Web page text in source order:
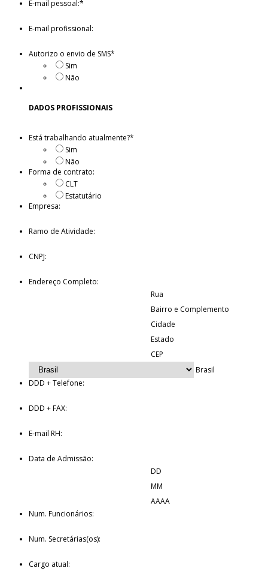
E-mail pessoal:*
E-mail profissional:
Autorizo o envio de SMS*
Sim
Não
DADOS PROFISSIONAIS
Está trabalhando atualmente?*
Sim
Não
Forma de contrato:
CLT
Estatutário
Empresa:
Ramo de Atividade:
CNPJ:
Endereço Completo:
Rua
Bairro e Complemento
Cidade
Estado
CEP
Brasil
DDD + Telefone:
DDD + FAX:
E-mail RH:
Data de Admissão:
DD
MM
AAAA
Num. Funcionários:
Num. Secretárias(os):
Cargo atual: